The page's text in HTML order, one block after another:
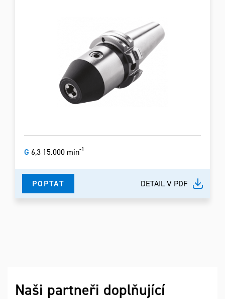
G 6,3 15.000 min-1
POPTAT DETAIL V PDF
Naši partneři doplňující